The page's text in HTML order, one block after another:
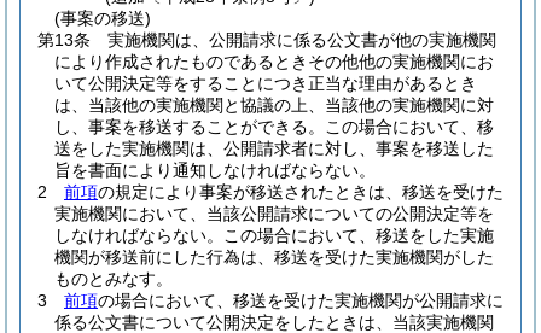
(事案の移送)
第13条
実施機関は、公開請求に係る公文書が他の実施機関
により作成されたものであるときその他他の実施機関にお
いて公開決定等をすることにつき正当な理由があるとき
は、当該他の実施機関と協議の上、当該他の実施機関に対
し、事案を移送することができる。
この場合において、移
送をした実施機関は、公開請求者に対し、事案を移送した
旨を書面により通知しなければならない。
2
前項の規定により事案が移送されたときは、移送を受けた
実施機関において、当該公開請求についての公開決定等を
しなければならない。
この場合において、移送をした実施
機関が移送前にした行為は、移送を受けた実施機関がした
ものとみなす。
3
前項の場合において、移送を受けた実施機関が公開請求に
係る公文書について公開決定をしたときは、当該実施機関